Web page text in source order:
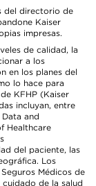
del directorio de
Kaiser
impresas.
de calidad, la
a los
en los planes del
lo hace para
KFHP (Kaiser
incluyan, entre
and
Healthcare
del paciente, las
Los
Médicos de
de la salud